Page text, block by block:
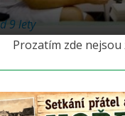
9 lety
Prozatím zde